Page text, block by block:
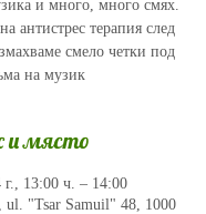
и много, много смях.
антистрес терапия след
смело четки под
на музик
и място
г., 13:00 ч. – 14:00
"Tsar Samuil" 48, 1000